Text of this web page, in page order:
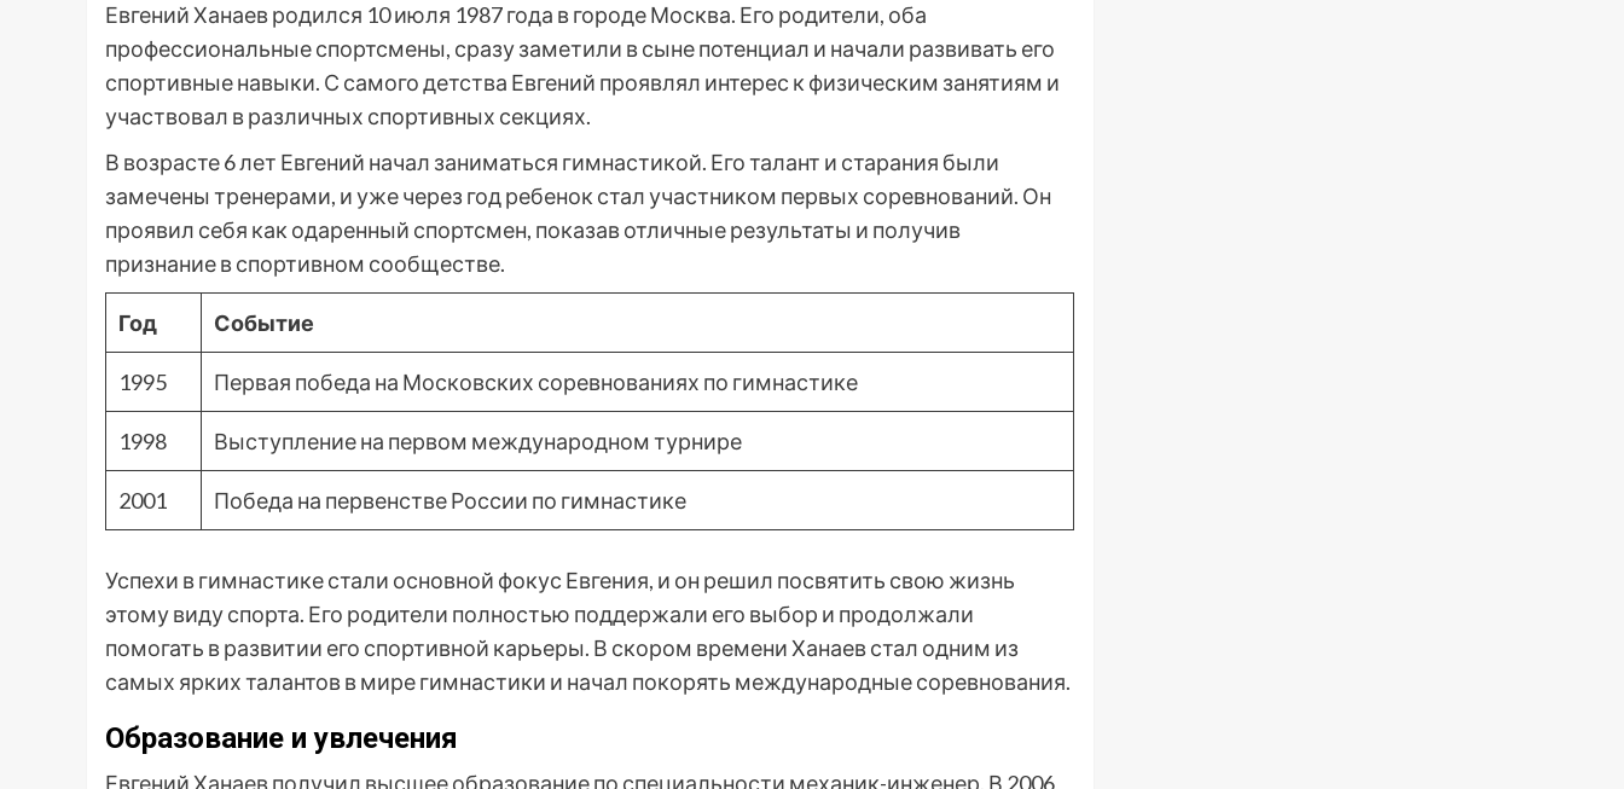
Евгений Ханаев родился 10 июля 1987 года в городе Москва. Его родители, оба
профессиональные спортсмены, сразу заметили в сыне потенциал и начали развивать его
спортивные навыки. С самого детства Евгений проявлял интерес к физическим занятиям и
участвовал в различных спортивных секциях.
В возрасте 6 лет Евгений начал заниматься гимнастикой. Его талант и старания были
замечены тренерами, и уже через год ребенок стал участником первых соревнований. Он
проявил себя как одаренный спортсмен, показав отличные результаты и получив
признание в спортивном сообществе.
Год Событие
1995 Первая победа на Московских соревнованиях по гимнастике
1998 Выступление на первом международном турнире
2001 Победа на первенстве России по гимнастике
Успехи в гимнастике стали основной фокус Евгения, и он решил посвятить свою жизнь
этому виду спорта. Его родители полностью поддержали его выбор и продолжали
помогать в развитии его спортивной карьеры. В скором времени Ханаев стал одним из
самых ярких талантов в мире гимнастики и начал покорять международные соревнования.
Образование и увлечения
Евгений Ханаев получил высшее образование по специальности механик-инженер. В 2006